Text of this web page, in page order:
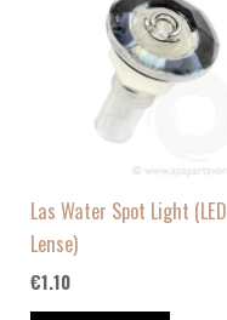
Las Water Spot Light (LED
Lense)
€1.10